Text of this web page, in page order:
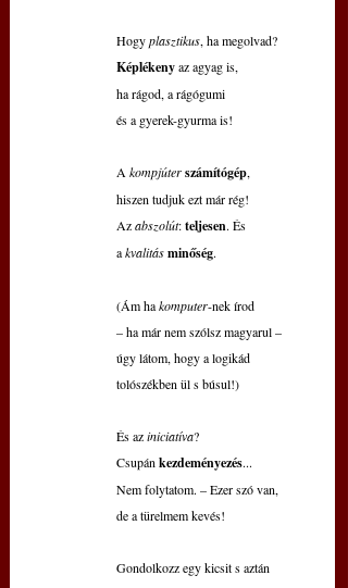
Hogy plasztikus, ha megolvad?
Képlékeny az agyag is,
ha rágod, a rágógumi
és a gyerek-gyurma is!
A kompjúter számítógép,
hiszen tudjuk ezt már rég!
Az abszolút: teljesen. És
a kvalitás minőség.
(Ám ha komputer-nek írod
– ha már nem szólsz magyarul –
úgy látom, hogy a logikád
tolószékben ül s búsul!)
És az iniciatíva?
Csupán kezdeményezés...
Nem folytatom. – Ezer szó van,
de a türelmem kevés!
Gondolkozz egy kicsit s aztán